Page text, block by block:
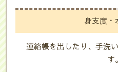
身支度・
連絡帳を出したり、手洗
す。